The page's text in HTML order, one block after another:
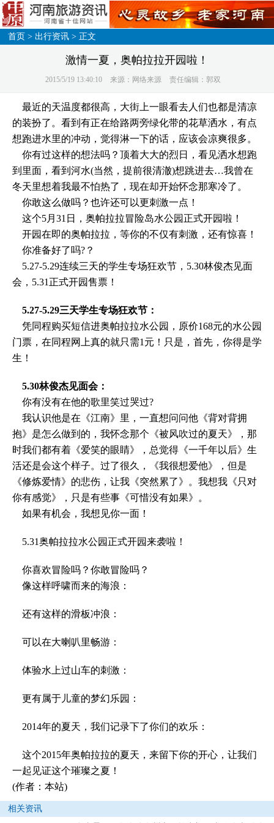
首页 >出行资讯 > 正文
激情一夏，奥帕拉拉开园啦！
2015/5/19 13:40:10 来源：网络来源 责任编辑：郭双
最近的天温度都很高，大街上一眼看去人们也都是清凉
的装扮了。看到有正在给路两旁绿化带的花草洒水，有点
想跑进水里的冲动，觉得淋一下的话，应该会凉爽很多。
你有过这样的想法吗？顶着大大的烈日，看见洒水想跑
到里面，看到河水(当然，提前很清澈)想跳进去…我曾在
冬天里想着我最不怕热了，现在却开始怀念那寒冷了。
你敢这么做吗？也许还可以更刺激一点！
这个5月31日，奥帕拉拉冒险岛水公园正式开园啦！
开园在即的奥帕拉拉，等你的不仅有刺激，还有惊喜！
你准备好了吗?？
5.27-5.29连续三天的学生专场狂欢节，5.30林俊杰见面
会，5.31正式开园售票！
5.27-5.29三天学生专场狂欢节：
凭同程购买短信进奥帕拉拉水公园，原价168元的水公园
门票，在同程网上真的就只需1元！只是，首先，你得是学
生！
5.30林俊杰见面会：
你有没有在他的歌里笑过哭过?
我认识他是在《江南》里，一直想问问他《背对背拥
抱》是怎么做到的，我怀念那个《被风吹过的夏天》，那
时我们都有着《爱笑的眼睛》，总觉得《一千年以后》生
活还是会这个样子。过了很久，《我很想爱他》，但是
《修炼爱情》的悲伤，让我《突然累了》。我想我《只对
你有感觉》，只是有些事《可惜没有如果》。
如果有机会，我想见你一面！
5.31奥帕拉拉水公园正式开园来袭啦！
你喜欢冒险吗？你敢冒险吗？
像这样呼啸而来的海浪：
还有这样的滑板冲浪：
可以在大喇叭里畅游：
体验水上过山车的刺激：
更有属于儿童的梦幻乐园：
2014年的夏天，我们记录下了你们的欢乐：
这个2015年奥帕拉拉的夏天，来留下你的开心，让我们
一起见证这个璀璨之夏！
(作者：本站)
相关资讯